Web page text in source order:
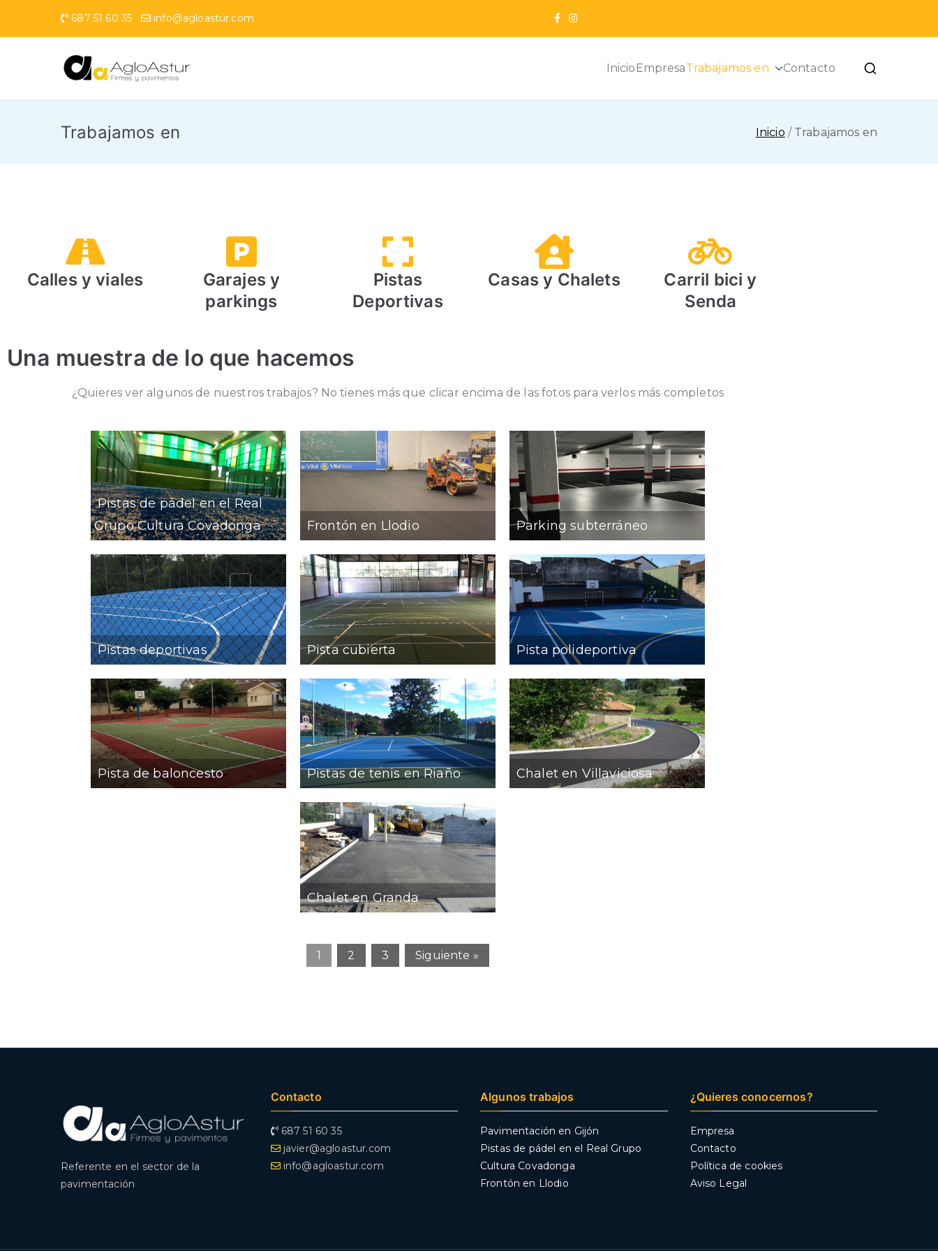
687 51 60 35 info@agloastur.com
Inicio EmpresaTrabajamos en Contacto
Trabajamos en Inicio Trabajamos en
Calles y viales
Garajes y
parkings
Pistas
Deportivas
Casas y Chalets
Carril bici y
Senda
Una muestra de lo que hacemos
¿Quieres ver algunos de nuestros trabajos? No tienes más que clicar encima de las fotos para verlos más completos
Pistas de pádel en el Real
Grupo Cultura Covadonga
Frontón en Llodio Parking subterráneo
Pistas deportivas Pista cubierta Pista polideportiva
Pista de baloncesto Pistas de tenis en Riaño Chalet en Villaviciosa
Chalet en Granda
1 2 3 Siguiente »
Referente en el sector de la
pavimentación
Contacto
687 51 60 35
javier@agloastur.com
info@agloastur.com
Algunos trabajos
Pavimentación en Gijón
Pistas de pádel en el Real Grupo
Cultura Covadonga
Frontón en Llodio
¿Quieres conocernos?
Empresa
Contacto
Política de cookies
Aviso Legal